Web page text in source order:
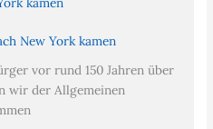
New York kamen
vor rund 150 Jahren über
wir der Allgemeinen